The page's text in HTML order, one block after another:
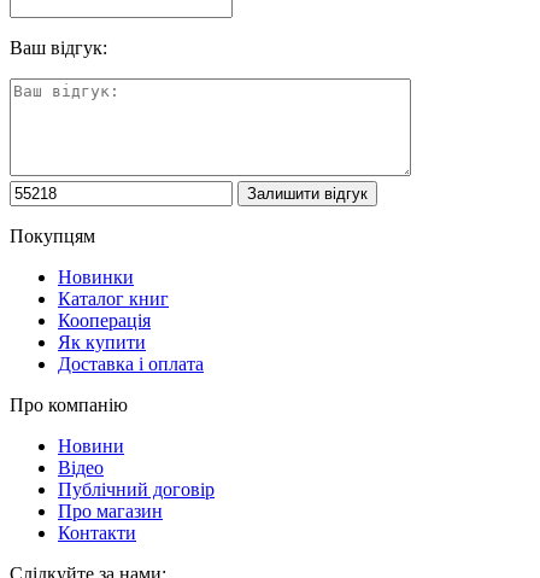
Ваш відгук:
Покупцям
Новинки
Каталог книг
Кооперація
Як купити
Доставка і оплата
Про компанію
Новини
Відео
Публічний договір
Про магазин
Контакти
Слідкуйте за нами: